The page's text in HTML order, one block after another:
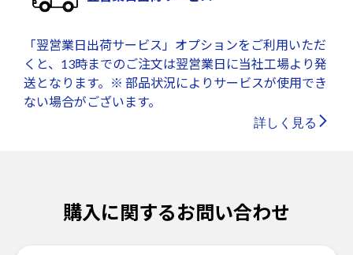
「翌営業日出荷サービス」オプションをご利用いただ
くと、13時までのご注文は翌営業日に当社工場より発
送となります。※ 部品状況によりサービスが使用でき
ない場合がございます。
詳しく見る
購入に関するお問い合わせ